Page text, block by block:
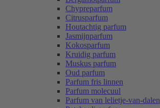
Chypreparfum
Citrusparfum
Houtachtig parfum
Jasmijnparfum
Kokosparfum
Kruidig parfum
Muskus parfum
Oud parfum
Parfum fris linnen
Parfum molecuul
Parfum van lelietje-van-dalen